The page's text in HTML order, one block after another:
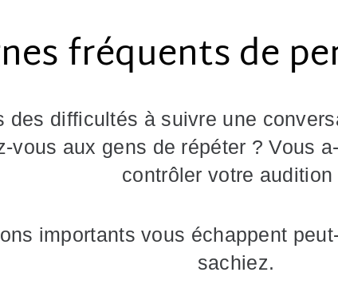
fréquents de
des difficultés à suivre une
vous aux gens de répéter ? Vous
contrôler votre audition
importants vous échappent
sachiez.